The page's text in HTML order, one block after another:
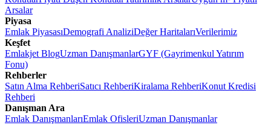
Arsalar
Piyasa
Emlak PiyasasıDemografi AnaliziDeğer HaritalarıVerilerimiz
Keşfet
Emlakjet BlogUzman DanışmanlarGYF (Gayrimenkul Yatırım
Fonu)
Rehberler
Satın Alma RehberiSatıcı RehberiKiralama RehberiKonut Kredisi
Rehberi
Danışman Ara
Emlak DanışmanlarıEmlak OfisleriUzman Danışmanlar